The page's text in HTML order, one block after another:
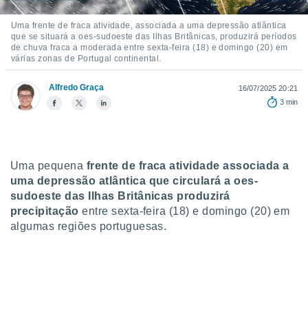
um perfil
e
com
Pode
nossa
e
cookies
parte
Uma frente de fraca atividade, associada a uma depressão atlântica
que se situará a oes-sudoeste das Ilhas Britânicas, produzirá períodos
de chuva fraca a moderada entre sexta-feira (18) e domingo (20) em
várias zonas de Portugal continental.
Alfredo Graça
16/07/2025 20:21
3 min
Uma pequena frente de fraca atividade associada a
uma depressão atlântica que circulará a oes-
sudoeste das Ilhas Britânicas produzirá
precipitação entre sexta-feira (18) e domingo (20) em
algumas regiões portuguesas.